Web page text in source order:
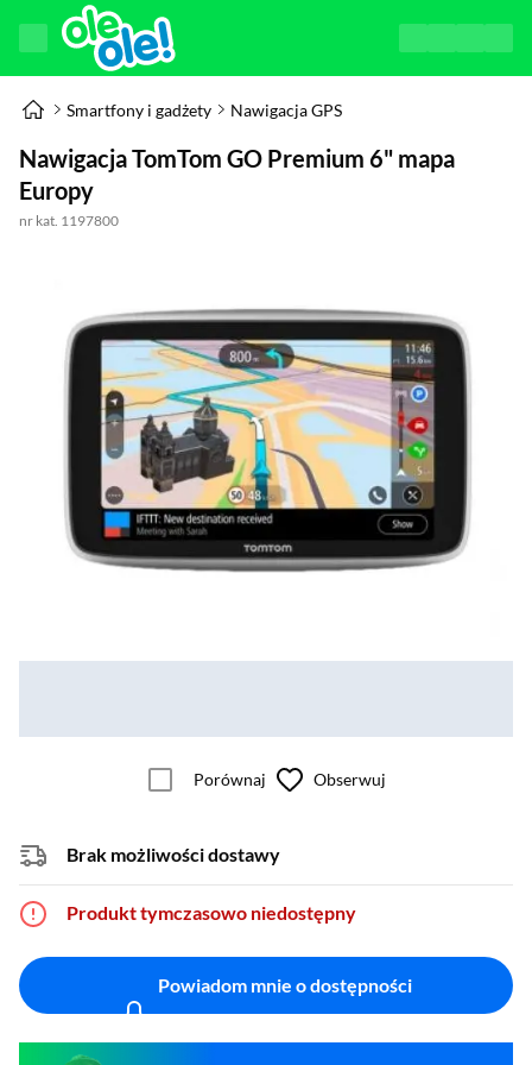
Smartfony i gadżety Nawigacja GPS
Nawigacja TomTom GO Premium 6" mapa
Europy
nr kat. 1197800
Porównaj Obserwuj
Brak możliwości dostawy
Produkt tymczasowo niedostępny
Powiadom mnie o dostępności